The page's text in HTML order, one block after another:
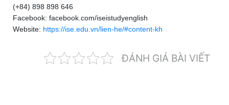
(+84) 898 898 646
Facebook: facebook.com/iseistudyenglish
Website: https://ise.edu.vn/lien-he/#content-kh
ĐÁNH GIÁ BÀI VIẾT